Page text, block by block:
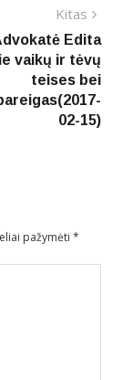
Kitas
post:
Edita
vaikų ir tėvų
teises bei
02-15)
pažymėti *